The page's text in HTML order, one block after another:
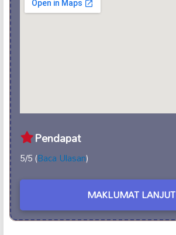
Pendapat
5/5 (Baca Ulasan)
MAKLUMAT LANJUT